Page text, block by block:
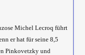
Michel Lecroq führt
er hat für seine 8,5
Pinkovetzky und